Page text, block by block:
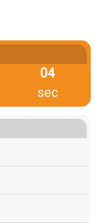
03
sec